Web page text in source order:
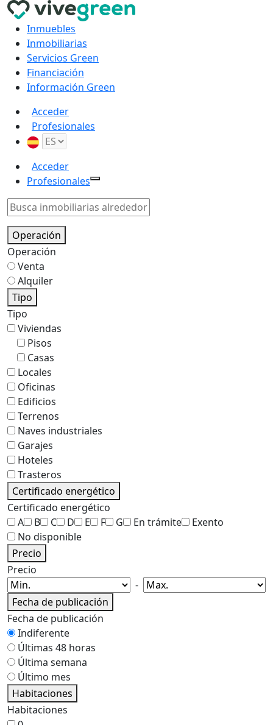
Inmuebles
Inmobiliarias
Servicios Green
Financiación
Información Green
Acceder
Profesionales
Acceder
Profesionales
Operación
Operación
Venta
Alquiler
Tipo
Tipo
Viviendas
Pisos
Casas
Locales
Oficinas
Edificios
Terrenos
Naves industriales
Garajes
Hoteles
Trasteros
Certificado energético
Certificado energético
A
B C D E F G En trámite
Exento
No disponible
Precio
Precio
-
Fecha de publicación
Fecha de publicación
Indiferente
Últimas 48 horas
Última semana
Último mes
Habitaciones
Habitaciones